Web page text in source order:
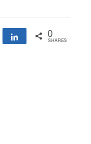
Share 0
SHARES